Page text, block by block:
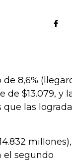
8,6%
de $13.079, y
que las
el segundo